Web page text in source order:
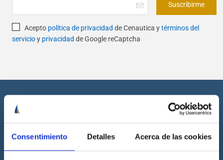
Consentimiento Detalles Acerca de las cookies
Suscribirme
Acepto política de privacidad de Cenautica ytérminos del
servicioy privacidad de Google reCaptcha
Cenáutica es la escuela náutica lider en España. Está homologada